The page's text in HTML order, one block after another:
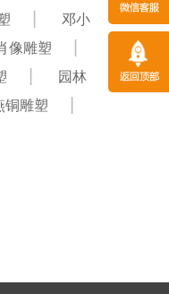
邓小
像雕塑
园林
铜雕塑